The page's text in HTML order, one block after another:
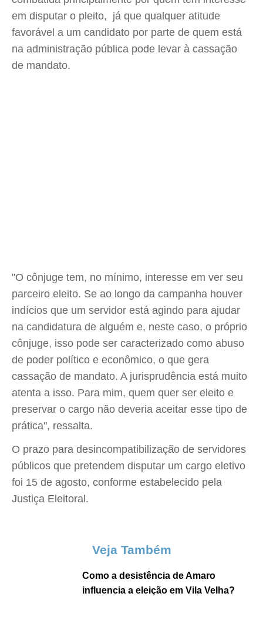
em disputar o pleito, já que qualquer atitude
favorável a um candidato por parte de quem está
na administração pública pode levar à cassação
de mandato.
"O cônjuge tem, no mínimo, interesse em ver seu
parceiro eleito. Se ao longo da campanha houver
indícios que um servidor está agindo para ajudar
na candidatura de alguém e, neste caso, o próprio
cônjuge, isso pode ser caracterizado como abuso
de poder político e econômico, o que gera
cassação de mandato. A jurisprudência está muito
atenta a isso. Para mim, quem quer ser eleito e
preservar o cargo não deveria aceitar esse tipo de
prática", ressalta.
O prazo para desincompatibilização de servidores
públicos que pretendem disputar um cargo eletivo
foi 15 de agosto, conforme estabelecido pela
Justiça Eleitoral.
Veja Também
Como a desistência de Amaro
influencia a eleição em Vila Velha?